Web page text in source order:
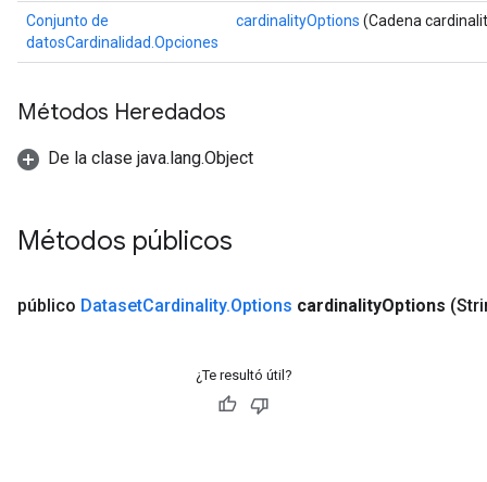
Conjunto de
datosCardinalidad.Opciones
cardinalityOptions (Cadena
Métodos Heredados
De la clase java.lang.Object
Métodos públicos
público DatasetCardinality.Options cardinalityOptions
¿Te resultó útil?